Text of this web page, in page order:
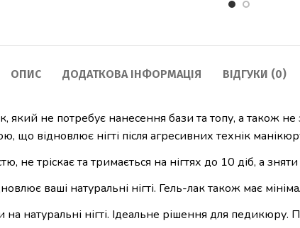
ОПИС ДОДАТКОВА ІНФОРМАЦІЯ ВІДГУКИ (0)
не потребує нанесення бази та топу, а також
що відновлює нігті після агресивних технік
не тріскає та тримається на нігтях до 10 діб, а
ваші натуральні нігті. Гель-лак також має
натуральні нігті. Ідеальне рішення для педикюру.